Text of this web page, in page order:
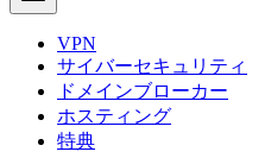
VPN
サイバーセキュリティ
ドメインブローカー
ホスティング
特典